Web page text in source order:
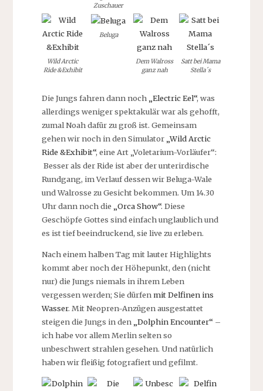
Zuschauer
Wild Arctic
Ride &Exhibit
Beluga
Dem Walross
ganz nah
Satt bei Mama
Stella´s
Die Jungs fahren dann noch „Electric Eel“, was
allerdings weniger spektakulär war als gehofft,
zumal Noah dafür zu groß ist. Gemeinsam
gehen wir noch in den Simulator „Wild Arctic
Ride &Exhibit“, eine Art „Voletarium-Vorläufer“:
Besser als der Ride ist aber der unterirdische
Rundgang, im Verlauf dessen wir Beluga-Wale
und Walrosse zu Gesicht bekommen. Um 14.30
Uhr dann noch die
„Orca Show“. Diese
Geschöpfe Gottes sind einfach unglaublich und
es ist tief beeindruckend, sie live zu erleben.
Nach einem halben Tag mit lauter Highlights
kommt aber noch der Höhepunkt, den (nicht
nur) die Jungs niemals in ihrem Leben
vergessen werden; Sie dürfenmit Delfinen ins
Wasser. Mit Neopren-Anzügen ausgestattet
steigen die Jungs in den
„Dolphin Encounter“ –
ich habe vor allem Merlin selten so
unbeschwert strahlen gesehen. Und natürlich
haben wir fleißig fotografiert und gefilmt.